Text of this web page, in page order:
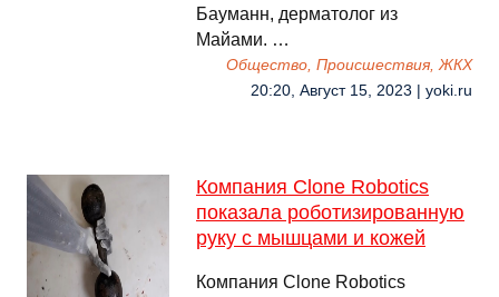
Бауманн, дерматолог из
Майами. …
Общество, Происшествия, ЖКХ
20:20, Август 15, 2023 | yoki.ru
Компания Clone Robotics
показала роботизированную
руку с мышцами и кожей
Компания Clone Robotics